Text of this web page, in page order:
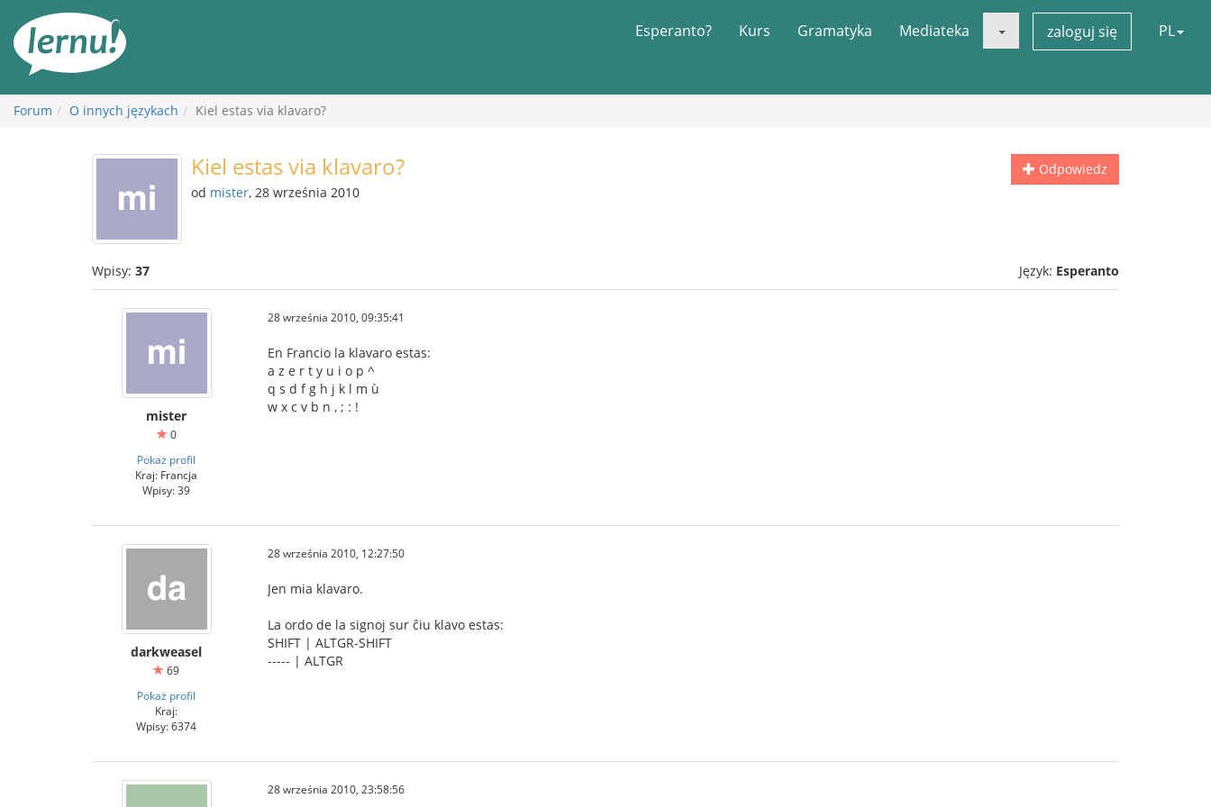
Esperanto? Kurs Gramatyka Mediateka zaloguj się PL
Forum O innych językach Kiel estas via klavaro?
Odpowiedz
Kiel estas via klavaro?
od mister, 28 września 2010
Wpisy: 37 Język: Esperanto
mister
0
Pokaż profil
Kraj: Francja
Wpisy: 39
28 września 2010, 09:35:41
En Francio la klavaro estas:
a z e r t y u i o p ^
q s d f g h j k l m ù
w x c v b n , ; : !
darkweasel
69
Pokaż profil
Kraj:
Wpisy: 6374
28 września 2010, 12:27:50
Jen mia klavaro.
La ordo de la signoj sur ĉiu klavo estas:
SHIFT | ALTGR-SHIFT
----- | ALTGR
28 września 2010, 23:58:56